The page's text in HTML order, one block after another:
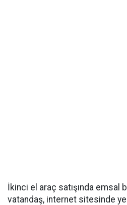
İkinci el araç satışında emsal
vatandaş, internet sitesinde